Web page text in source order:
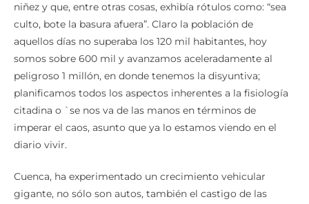
niñez y que, entre otras cosas, exhibía rótulos como: “sea
culto, bote la basura afuera”. Claro la población de
aquellos días no superaba los 120 mil habitantes, hoy
somos sobre 600 mil y avanzamos aceleradamente al
peligroso 1 millón, en donde tenemos la disyuntiva;
planificamos todos los aspectos inherentes a la fisiología
citadina o `se nos va de las manos en términos de
imperar el caos, asunto que ya lo estamos viendo en el
diario vivir.
Cuenca, ha experimentado un crecimiento vehicular
gigante, no sólo son autos, también el castigo de las